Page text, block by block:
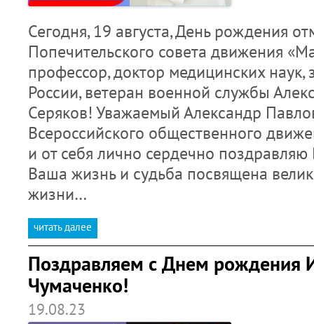
Сегодня, 19 августа, День рождения
Попечительского совета движения
профессор, доктор медицинских
России, ветеран военной службы
Серяков! Уважаемый Александр
Всероссийского общественного
и от себя лично сердечно
Ваша жизнь и судьба посвящена
жизни…
читать далее
Поздравляем с Днем рождения
Чумаченко!
19.08.23